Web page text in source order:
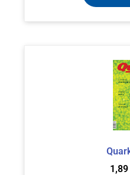
1,89